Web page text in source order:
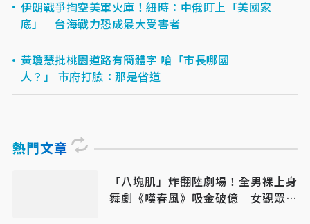
伊朗戰爭掏空美軍火庫！紐時：中俄盯上「美國家
底」 台海戰力恐成最大受害者
黃瓊慧批桃園道路有簡體字 嗆「市長哪國
人？」 市府打臉：那是省道
熱門文章
「八塊肌」炸翻陸劇場！全男裸上身
舞劇《嘆春風》吸金破億 女觀眾狂
喊：終於懂武則天